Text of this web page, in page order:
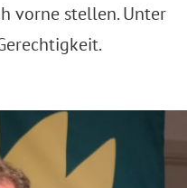
vorne stellen. Unter